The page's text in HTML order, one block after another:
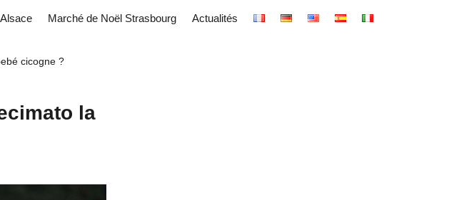
Marché de Noël Strasbourg Actualités
cicogne ?
la